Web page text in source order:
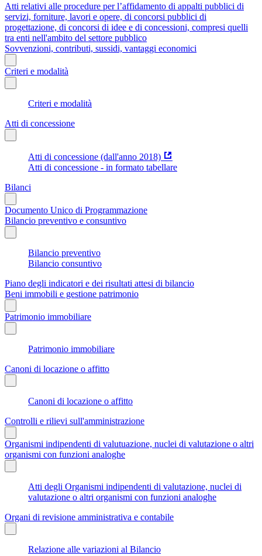
Atti relativi alle procedure per l’affidamento di appalti pubblici di
servizi, forniture, lavori e opere, di concorsi pubblici di
progettazione, di concorsi di idee e di concessioni, compresi quelli
tra enti nell'ambito del settore pubblico
Sovvenzioni, contributi, sussidi, vantaggi economici
Criteri e modalità
Criteri e modalità
Atti di concessione
Atti di concessione (dall'anno 2018)
Atti di concessione - in formato tabellare
Bilanci
Documento Unico di Programmazione
Bilancio preventivo e consuntivo
Bilancio preventivo
Bilancio consuntivo
Piano degli indicatori e dei risultati attesi di bilancio
Beni immobili e gestione patrimonio
Patrimonio immobiliare
Patrimonio immobiliare
Canoni di locazione o affitto
Canoni di locazione o affitto
Controlli e rilievi sull'amministrazione
Organismi indipendenti di valutuazione, nuclei di valutazione o altri
organismi con funzioni analoghe
Atti degli Organismi indipendenti di valutazione, nuclei di
valutazione o altri organismi con funzioni analoghe
Organi di revisione amministrativa e contabile
Relazione alle variazioni al Bilancio